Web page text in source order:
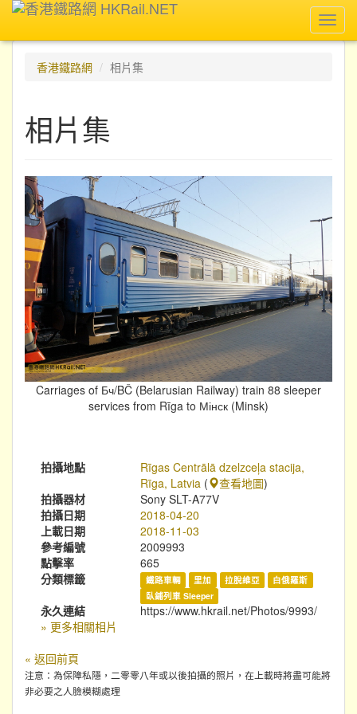
香港鐵路網
相片集
相片集
Carriages of Бч/BČ (Belarusian Railway) train 88 sleeper
services from Rīga to Мінск (Minsk)
拍攝地點
Rīgas Centrālā dzelzceļa stacija,
Rīga, Latvia ( 查看地圖)
拍攝器材
Sony SLT-A77V
拍攝日期
2018-04-20
上載日期
2018-11-03
參考編號
2009993
點擊率
665
分類標籤
鐵路車輛 里加 拉脫維亞
白俄羅斯
臥鋪列車 Sleeper
永久連結
https://www.hkrail.net/Photos/9993/
» 更多相關相片
« 返回前頁
注意：為保障私隱，二零零八年或以後拍攝的照片，在上載時將盡可能將
非必要之人臉模糊處理